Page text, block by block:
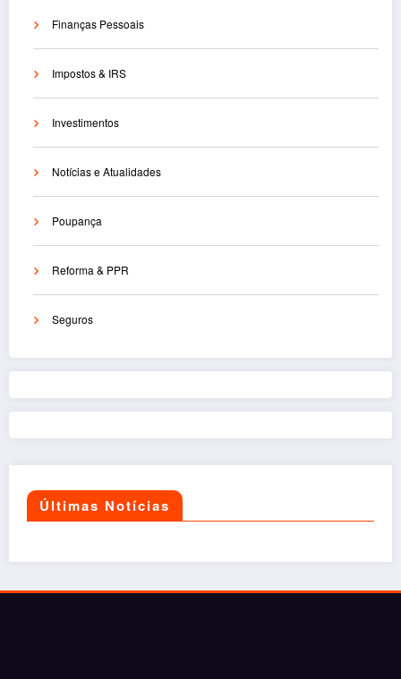
Finanças Pessoais
Impostos & IRS
Investimentos
Notícias e Atualidades
Poupança
Reforma & PPR
Seguros
Últimas Notícias